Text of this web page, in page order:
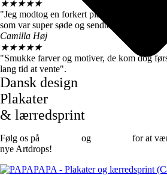
★★★★★
"Jeg modtog en forkert plakat. Men fik
som var super søde og sendte mig straks
Camilla Høj
★★★★★
"Smukke farver og motiver, de kom dog
lang tid at vente".
Dansk design
Plakater
& lærredsprint
Følg os på og
for at
nye Artdrops!